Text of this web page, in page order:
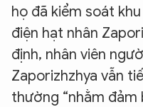
họ đã kiểm soát
điện hạt nhân
định, nhân viên
Zaporizhzhya vẫn
thường “nhằm đảm